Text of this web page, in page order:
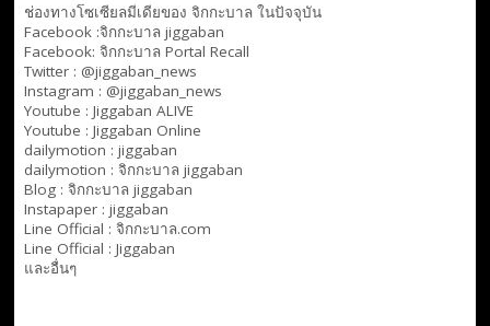
ช่องทางโซเซียลมีเดียของ จิกกะบาล ในปัจจุบัน
Facebook :จิกกะบาล jiggaban
Facebook: จิกกะบาล Portal Recall
Twitter : @jiggaban_news
Instagram : @jiggaban_news
Youtube : Jiggaban ALIVE
Youtube : Jiggaban Online
dailymotion : jiggaban
dailymotion : จิกกะบาล jiggaban
Blog : จิกกะบาล jiggaban
Instapaper : jiggaban
Line Official : จิกกะบาล.com
Line Official : Jiggaban
และอื่นๆ